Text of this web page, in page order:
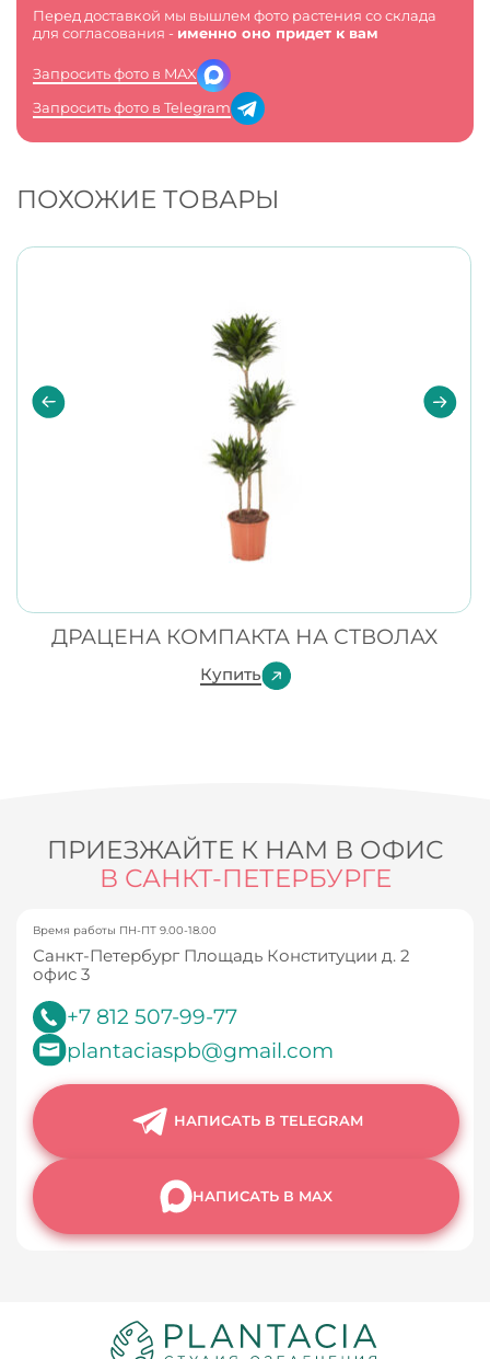
Перед доставкой мы вышлем фото растения со склада
для согласования - именно оно придет к вам
Запросить фото в MAX
Запросить фото в Telegram
ПОХОЖИЕ ТОВАРЫ
ДРАЦЕНА КОМПАКТА НА СТВОЛАХ
Купить
ПРИЕЗЖАЙТЕ К НАМ В ОФИС
В САНКТ-ПЕТЕРБУРГЕ
Время работы ПН-ПТ 9.00-18.00
Санкт-Петербург Площадь Конституции д. 2
офис 3
+7 812 507-99-77
plantaciaspb@gmail.com
НАПИСАТЬ В TELEGRAM
НАПИСАТЬ В MAX